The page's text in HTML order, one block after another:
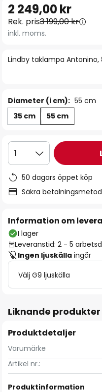
till
början
av
Lindby taklampa
2 249,00 kr
Rek. pris3 199,00 kr
inkl. moms.
Diameter (i cm): 55 cm
35 cm
55 cm
1
50 dagars öppet köp
Säkra
Information om
I lager
Leveranstid: 2 - 5
Ingen ljuskälla ingår
Välj G9 ljuskälla
Liknande produkter
Produktdetaljer
Varumärke
Artikel nr.:
Produktinformation